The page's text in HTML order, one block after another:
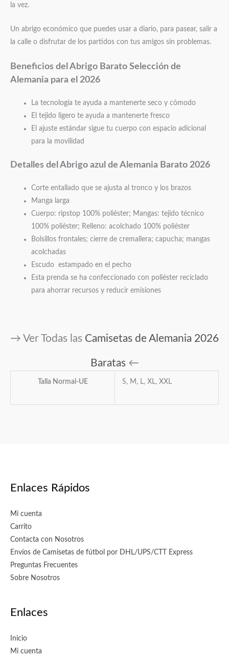
la vez.
Un abrigo económico que puedes usar a diario, para pasear, salir a
la calle o disfrutar de los partidos con tus amigos sin problemas.
Beneficios del Abrigo Barato Selección de
Alemania para el 2026
La tecnología te ayuda a mantenerte seco y cómodo
El tejido ligero te ayuda a mantenerte fresco
El ajuste estándar sigue tu cuerpo con espacio adicional
para la movilidad
Detalles del Abrigo azul de Alemania Barato 2026
Corte entallado que se ajusta al tronco y los brazos
Manga larga
Cuerpo: ripstop 100% poliéster; Mangas: tejido técnico
100% poliéster; Relleno: acolchado 100% poliéster
Bolsillos frontales; cierre de cremallera; capucha; mangas
acolchadas
Escudo estampado en el pecho
Esta prenda se ha confeccionado con poliéster reciclado
para ahorrar recursos y reducir emisiones
→ Ver Todas las Camisetas de Alemania 2026
Baratas←
Talla Normal-UE S, M, L, XL, XXL
Enlaces Rápidos
Mi cuenta
Carrito
Contacta con Nosotros
Envíos de Camisetas de fútbol por DHL/UPS/CTT Express
Preguntas Frecuentes
Sobre Nosotros
Enlaces
Inicio
Mi cuenta